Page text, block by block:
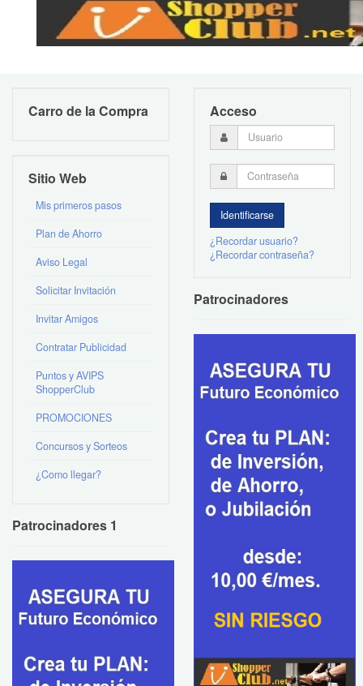
Carro de la Compra
Sitio Web
Mis primeros pasos
Plan de Ahorro
Aviso Legal
Solicitar Invitación
Invitar Amigos
Contratar Publicidad
Puntos y AVIPS
ShopperClub
PROMOCIONES
Concursos y Sorteos
¿Como llegar?
Patrocinadores 1
Acceso
¿Recordar usuario?
¿Recordar contraseña?
Patrocinadores